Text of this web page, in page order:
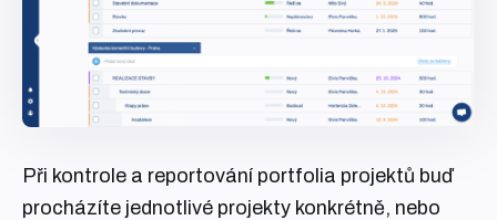
Při kontrole a reportování portfolia projektů buď
procházíte jednotlivé projekty konkrétně, nebo